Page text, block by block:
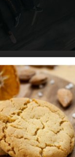
2021
tu frágil
salta por los aires
ácida serie original
estrena el13 de
deOrange TV, tan
preestreno mundial.